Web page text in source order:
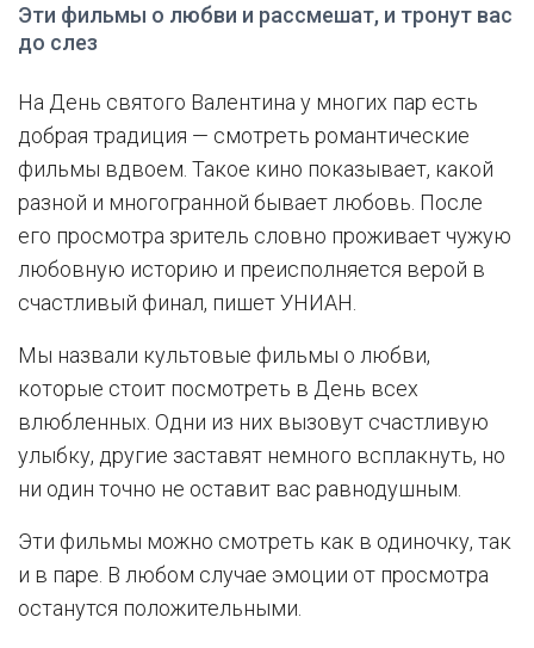
Эти фильмы о любви и рассмешат, и тронут вас
до слез
На День святого Валентина у многих пар есть
добрая традиция — смотреть романтические
фильмы вдвоем. Такое кино показывает, какой
разной и многогранной бывает любовь. После
его просмотра зритель словно проживает чужую
любовную историю и преисполняется верой в
счастливый финал, пишет УНИАН.
Мы назвали культовые фильмы о любви,
которые стоит посмотреть в День всех
влюбленных. Одни из них вызовут счастливую
улыбку, другие заставят немного всплакнуть, но
ни один точно не оставит вас равнодушным.
Эти фильмы можно смотреть как в одиночку, так
и в паре. В любом случае эмоции от просмотра
останутся положительными.